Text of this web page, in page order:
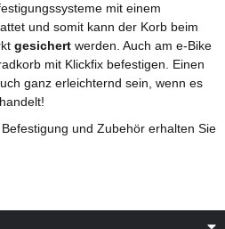
mit einem
und somit kann der Korb beim
gesichert werden. Auch am e-Bike
mit Klickfix befestigen. Einen
ganz erleichternd sein, wenn es
und Zubehör erhalten Sie